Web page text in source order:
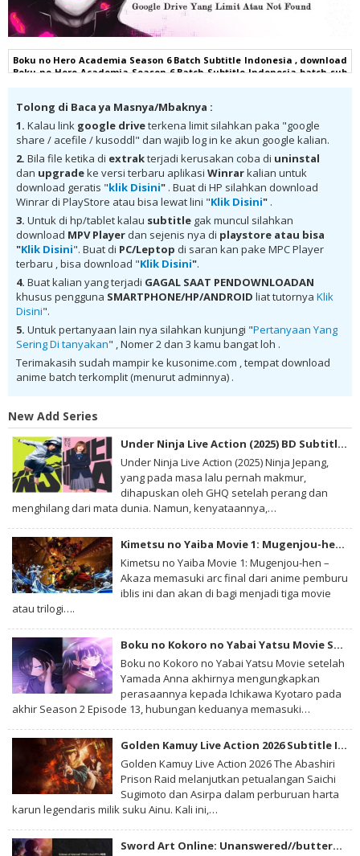
Boku no Hero Academia Season 6 Batch Subtitle Indonesia , download
Boku no Hero Academia Season 6 Batch Subtitle Indonesia batch sub
Subtitle Indonesia google drive, Boku no Hero Academia Season 6
Batch Subtitle Indonesia batch subtitle indonesia, Boku no Hero
Academia Season 6 Batch Subtitle Indonesia batch mp4, Boku no Hero
Academia Season 6 Batch Subtitle Indonesia bd, Boku no Hero
Academia Season 6 Batch Subtitle Indonesia kurogaze, Boku no Hero
Academia Season 6 Batch Subtitle Indonesia anibatch, Boku no Hero
Academia Season 6 Batch Subtitle Indonesia animeindo, Boku no
Hero Academia Season 6 Batch Subtitle Indonesia samehadaku ,
donwload anime Boku no Hero Academia Season 6 Batch Subtitle
Indonesia batch , donwload Boku no Hero Academia Season 6 Batch
Subtitle Indonesia sub indo, download Boku no Hero Academia
Season 6 Batch Subtitle Indonesia batch google drive, download Boku
no Hero Academia Season 6 Batch Subtitle Indonesia batch Mega ,
donwload Boku no Hero Academia Season 6 Batch Subtitle Indonesia
MKV 480P , donwload Boku no Hero Academia Season 6 Batch Subtitle
Indonesia MKV 720P , donwload Boku no Hero Academia Season 6
Batch Subtitle Indonesia , donwload Boku no Hero Academia Season 6
Batch Subtitle Indonesia anime batch, donwload Boku no Hero
Academia Season 6 Batch Subtitle Indonesia sub indo, donwload Boku
no Hero Academia Season 6 Batch Subtitle Indonesia , donwload Boku
no Hero Academia Season 6 Batch Subtitle Indonesia batch sub indo ,
download anime Boku no Hero Academia Season 6 Batch Subtitle
Indonesia , anime Boku no Hero Academia Season 6 Batch Subtitle
Indonesia , download anime mp4 , mkv , 3gp sub indo , download
Season 6 Batch Subtitle Indonesia
Tolong di Baca ya Masnya/Mbaknya :
1. Kalau link google driveterkena limit silahkan paka "google
share / acefile / kusoddl" dan wajib log in ke akun google kalian.
2. Bila file ketika di extrakterjadi kerusakan coba di uninstal
dan upgradeke versi terbaru aplikasi Winrarkalian untuk
download geratis "klik Disini" . Buat di HP silahkan download
Winrar di PlayStore atau bisa lewat lini "Klik Disini" .
3. Untuk di hp/tablet kalau subtitle gak muncul silahkan
download MPV Player dan sejenis nya di playstore atau bisa
"Klik Disini". Buat di PC/Leptop di saran kan pake MPC Player
terbaru , bisa download "Klik Disini".
4. Buat kalian yang terjadi GAGAL SAAT PENDOWNLOADAN
khusus pengguna SMARTPHONE/HP/ANDROID liat tutornya Klik
Disini".
5. Untuk pertanyaan lain nya silahkan kunjungi "Pertanyaan Yang
Sering Di tanyakan" , Nomer 2 dan 3 kamu bangat loh .
Terimakasih sudah mampir ke kusonime.com , tempat download
anime batch terkomplit (menurut adminnya) .
New Add Series
Under Ninja Live Action (2025) BD Subtitle Indonesia
Under Ninja Live Action (2025) Ninja Jepang,
yang pada masa lalu pernah makmur,
dihapuskan oleh GHQ setelah perang dan
menghilang dari mata dunia. Namun, kenyataannya,…
Kimetsu no Yaiba Movie 1: Mugenjou-hen – Akaza Sairai BD Subtitle Indonesia
Kimetsu no Yaiba Movie 1: Mugenjou-hen –
Akaza memasuki arc final dari anime pemburu
iblis ini dan akan di bagi menjadi tiga movie
atau trilogi….
Boku no Kokoro no Yabai Yatsu Movie Subtitle Indonesia
Boku no Kokoro no Yabai Yatsu Movie setelah
Yamada Anna akhirnya mengungkapkan
perasaannya kepada Ichikawa Kyotaro pada
akhir Season 2 Episode 13, hubungan keduanya memasuki…
Golden Kamuy Live Action 2026 Subtitle Indonesia
Golden Kamuy Live Action 2026 The Abashiri
Prison Raid melanjutkan petualangan Saichi
Sugimoto dan Asirpa dalam perburuan harta
karun legendaris milik suku Ainu. Kali ini,…
Sword Art Online: Unanswered//butterfly Subtitle Indonesia